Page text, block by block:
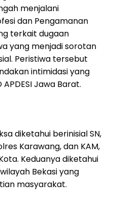
menjalani
dan Pengamanan
terkait dugaan
yang menjadi sorotan
Peristiwa tersebut
intimidasi yang
Jawa Barat.
diketahui berinisial SN,
Karawang, dan KAM,
Keduanya diketahui
Bekasi yang
masyarakat.